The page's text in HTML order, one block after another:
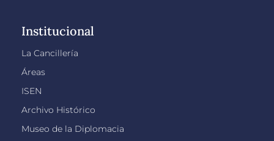
Institucional
La Cancillería
Áreas
ISEN
Archivo Histórico
Museo de la Diplomacia